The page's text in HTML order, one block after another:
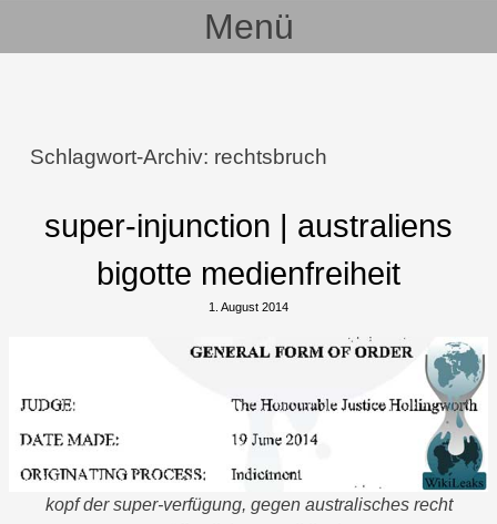
Menü
Schlagwort-Archiv: rechtsbruch
super-injunction | australiens
bigotte medienfreiheit
1. August 2014
kopf der super-verfügung, gegen australisches recht